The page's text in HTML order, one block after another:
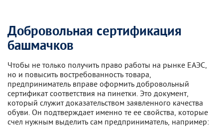
Добровольная сертификация
башмачков
Чтобы не только получить право работы на рынке ЕАЭС,
но и повысить востребованность товара,
предприниматель вправе оформить добровольный
сертификат соответствия на пинетки. Это документ,
который служит доказательством заявленного качества
обуви. Он подтверждает именно те ее свойства, которые
счел нужным выделить сам предприниматель, например: